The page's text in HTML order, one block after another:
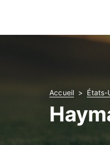
Accueil États-